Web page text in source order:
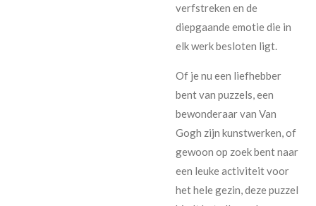
verfstreken en de
diepgaande emotie die in
elk werk besloten ligt.
Of je nu een liefhebber
bent van puzzels, een
bewonderaar van Van
Gogh zijn kunstwerken, of
gewoon op zoek bent naar
een leuke activiteit voor
het hele gezin, deze puzzel